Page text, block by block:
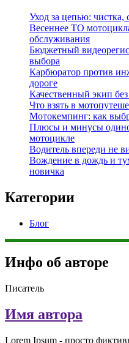
Уход за цепью: чистка,
Весеннее ТО
обслуживания
Бюджетный
выбора
Карбюратор против
дороге
Качественный экип
Что взять в
Мотокемпинг: как
Плюсы и минусы
мотоцикле
Водитель впереди не
Вождение в дождь и
новичка
Категории
Блог
Инфо об авторе
Писатель
Имя автора
Lorem Ipsum - просто